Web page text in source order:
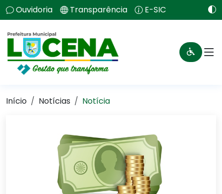
Ouvidoria Transparência E-SIC
Início Notícias Notícia